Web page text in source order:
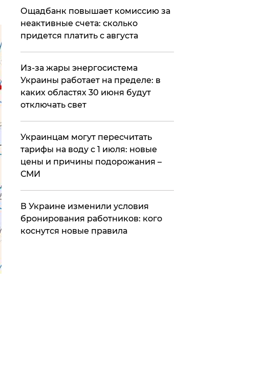
​Ощадбанк повышает комиссию за
неактивные счета: сколько
придется платить с августа
Из-за жары энергосистема
Украины работает на пределе: в
каких областях 30 июня будут
отключать свет
Украинцам могут пересчитать
тарифы на воду с 1 июля: новые
цены и причины подорожания –
СМИ
В Украине изменили условия
бронирования работников: кого
коснутся новые правила